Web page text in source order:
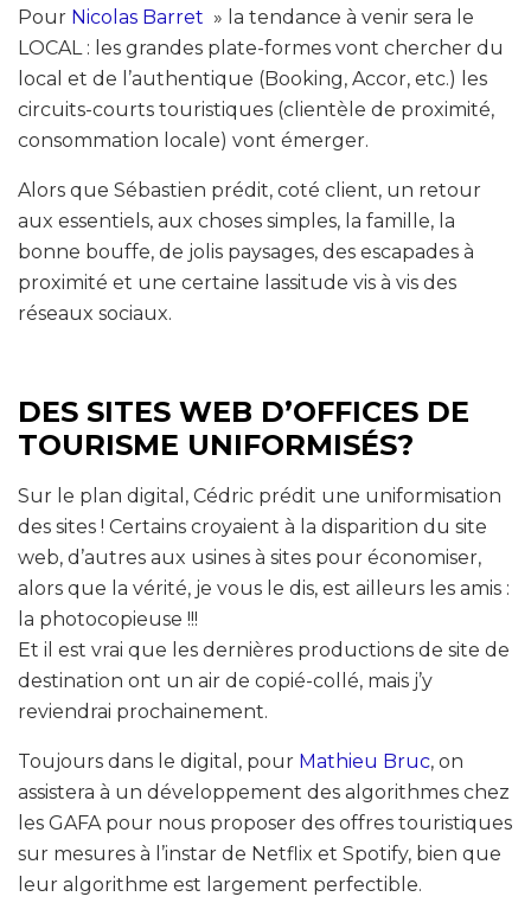
Pour Nicolas Barret » la tendance à venir sera le
LOCAL : les grandes plate-formes vont chercher du
local et de l’authentique (Booking, Accor, etc.) les
circuits-courts touristiques (clientèle de proximité,
consommation locale) vont émerger.
Alors que Sébastien prédit, coté client, un retour
aux essentiels, aux choses simples, la famille, la
bonne bouffe, de jolis paysages, des escapades à
proximité et une certaine lassitude vis à vis des
réseaux sociaux.
DES SITES WEB D’OFFICES DE
TOURISME UNIFORMISÉS?
Sur le plan digital, Cédric prédit une uniformisation
des sites ! Certains croyaient à la disparition du site
web, d’autres aux usines à sites pour économiser,
alors que la vérité, je vous le dis, est ailleurs les amis :
la photocopieuse !!!
Et il est vrai que les dernières productions de site de
destination ont un air de copié-collé, mais j’y
reviendrai prochainement.
Toujours dans le digital, pour Mathieu Bruc, on
assistera à un développement des algorithmes chez
les GAFA pour nous proposer des offres touristiques
sur mesures à l’instar de Netflix et Spotify, bien que
leur algorithme est largement perfectible.